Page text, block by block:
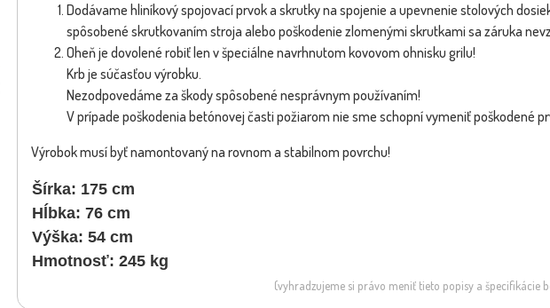
Gril PAHREBA 175/76/54cm (Šedá
popol)
do 2 - 3 týždňov
487.18 €
do 2 - 3 týždňov
921.48 €
Dodávame hliníkový spojovací prvok a skrutky na spojenie a upevnenie stolových
spôsobené skrutkovaním stroja alebo poškodenie zlomenými skrutkami sa záruka
Oheň je dovolené robiť len v špeciálne navrhnutom kovovom ohnisku grilu!
Krb je súčasťou výrobku.
Nezodpovedáme za škody spôsobené nesprávnym používaním!
V prípade poškodenia betónovej časti požiarom nie sme schopní vymeniť poškodené
Výrobok musí byť namontovaný na rovnom a stabilnom povrchu!
Šírka: 175 cm
Hĺbka: 76 cm
Výška: 54 cm
Hmotnosť: 245 kg
(vyhradzujeme si právo meniť tieto popisy a špecifikácie